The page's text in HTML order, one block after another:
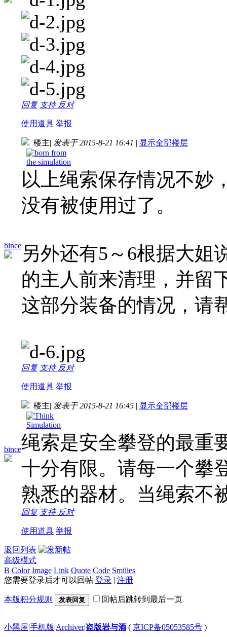
回复 支持 反对
使用道具 举报
bince
楼主| 发表于 2015-8-21 16:41 | 显示全部楼层
以上绳索保存情况不妙
没有被使用过了。
另外还有5～6根据大姐
的主人前来清理，并留
这部分装备的情况，请
回复 支持 反对
使用道具 举报
bince
楼主| 发表于 2015-8-21 16:45 | 显示全部楼层
绳索是安全攀登的最重
十分有限。请每一个攀
熟悉的器材。当绳索不
回复 支持 反对
使用道具 举报
返回列表
高级模式
B Color Image Link Quote Code Smilies
您需要登录后才可以回帖 登录 | 注册
本版积分规则 发表回复 回帖后跳转到最后一页
小黑屋|手机版|Archiver|盗版岩与酒 ( 京ICP备05053585号 )